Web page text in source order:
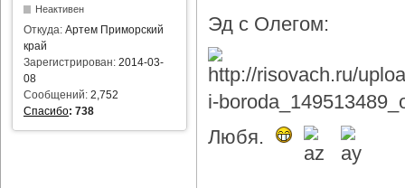
Неактивен
Откуда: Артем Приморский
край
Зарегистрирован: 2014-03-
08
Сообщений: 2,752
Спасибо: 738
Эд с Олегом:
Любя.